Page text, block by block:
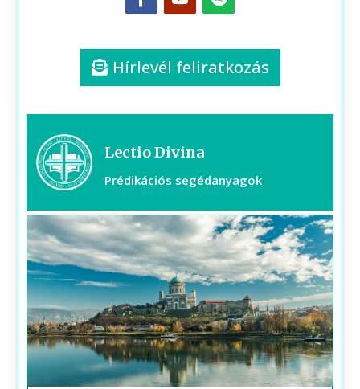
Hírlevél feliratkozás
Lectio Divina
Prédikációs segédanyagok